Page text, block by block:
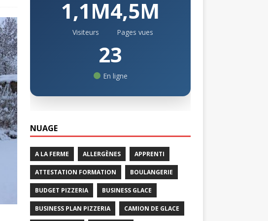
1,1M
Visiteurs
4,5M
Pages vues
23
En ligne
NUAGE
A LA FERME ALLERGÈNES APPRENTI
ATTESTATION FORMATION BOULANGERIE
BUDGET PIZZERIA BUSINESS GLACE
BUSINESS PLAN PIZZERIA CAMION DE GLACE